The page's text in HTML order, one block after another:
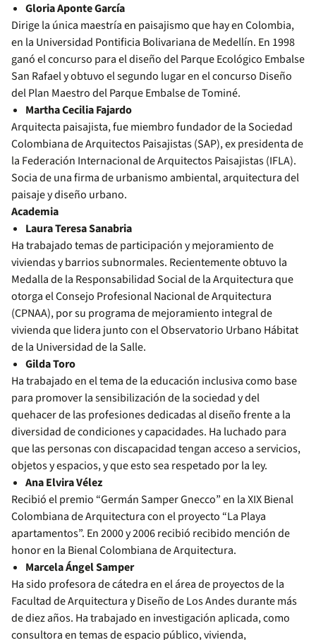
Gloria Aponte García
Dirige la única maestría en paisajismo que hay en Colombia,
en la Universidad Pontificia Bolivariana de Medellín. En 1998
ganó el concurso para el diseño del Parque Ecológico Embalse
San Rafael y obtuvo el segundo lugar en el concurso Diseño
del Plan Maestro del Parque Embalse de Tominé.
Martha Cecilia Fajardo
Arquitecta paisajista, fue miembro fundador de la Sociedad
Colombiana de Arquitectos Paisajistas (SAP), ex presidenta de
la Federación Internacional de Arquitectos Paisajistas (IFLA).
Socia de una firma de urbanismo ambiental, arquitectura del
paisaje y diseño urbano.
Academia
Laura Teresa Sanabria
Ha trabajado temas de participación y mejoramiento de
viviendas y barrios subnormales. Recientemente obtuvo la
Medalla de la Responsabilidad Social de la Arquitectura que
otorga el Consejo Profesional Nacional de Arquitectura
(CPNAA), por su programa de mejoramiento integral de
vivienda que lidera junto con el Observatorio Urbano Hábitat
de la Universidad de la Salle.
Gilda Toro
Ha trabajado en el tema de la educación inclusiva como base
para promover la sensibilización de la sociedad y del
quehacer de las profesiones dedicadas al diseño frente a la
diversidad de condiciones y capacidades. Ha luchado para
que las personas con discapacidad tengan acceso a servicios,
objetos y espacios, y que esto sea respetado por la ley.
Ana Elvira Vélez
Recibió el premio “Germán Samper Gnecco” en la XIX Bienal
Colombiana de Arquitectura con el proyecto “La Playa
apartamentos”. En 2000 y 2006 recibió recibido mención de
honor en la Bienal Colombiana de Arquitectura.
Marcela Ángel Samper
Ha sido profesora de cátedra en el área de proyectos de la
Facultad de Arquitectura y Diseño de Los Andes durante más
de diez años. Ha trabajado en investigación aplicada, como
consultora en temas de espacio público, vivienda,